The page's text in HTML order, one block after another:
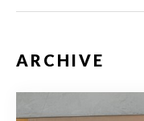
ARCHIVE